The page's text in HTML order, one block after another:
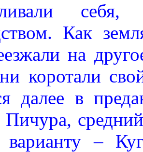
Как
на
коротали
далее в
Пичура,
варианту –